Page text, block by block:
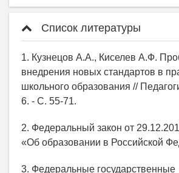
Список литературы
1. Кузнецов А.А., Киселев А.Ф.
внедрения новых стандартов в
школьного образования //
6. - С. 55-71.
2. Федеральный закон от
«Об образовании в Российской
3. Федеральные государственные